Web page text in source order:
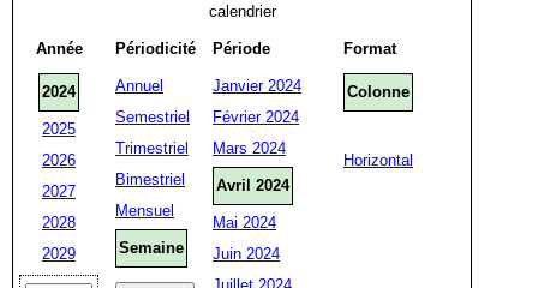
calendrier
Année
2024
2025
2026
2027
2028
2029
Périodicité
Annuel
Semestriel
Trimestriel
Bimestriel
Mensuel
Semaine
Période
Janvier 2024
Février 2024
Mars 2024
Avril 2024
Mai 2024
Juin 2024
Format
Colonne
Horizontal